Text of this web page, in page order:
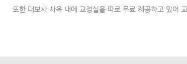
또한 대보사 사옥 내에 교정실을 따로 무료 제공하고 있어